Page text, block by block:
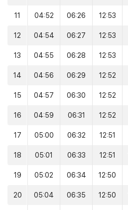
11 04:52 06:26 12:53
12 04:54 06:27 12:53
13 04:55 06:28 12:53
14 04:56 06:29 12:52
15 04:57 06:30 12:52
16 04:59 06:31 12:52
17 05:00 06:32 12:51
18 05:01 06:33 12:51
19 05:02 06:34 12:50
20 05:04 06:35 12:50